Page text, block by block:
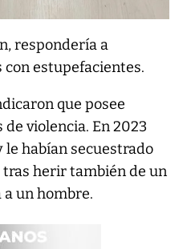
respondería a
estupefacientes.
que posee
violencia. En 2023
habían secuestrado
herir también de un
un hombre.